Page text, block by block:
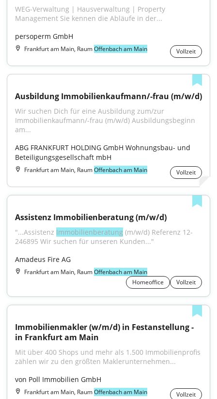
WEG-Verwaltung | Hausverwaltung | Property
Management Sie kennen die Abläufe in der...
persoperm GmbH
Frankfurt am Main, RaumOffenbach am Main Vollzeit
Ausbildung Immobilienkaufmann/-frau (m/w/d)
Wir suchen Dich für eine Ausbildung zum/zur
Immobilienkaufmann/-frau (m/w/d) Ausbildungsbeginn
am...
ABG FRANKFURT HOLDING GmbH Wohnungsbau- und
Beteiligungsgesellschaft mbH
Frankfurt am Main, RaumOffenbach am Main Vollzeit
Assistenz Immobilienberatung (m/w/d)
"...Assistenz Immobilienberatung (m/w/d) Referenz 12-
246895 Wir suchen für unseren Kunden..."
Amadeus Fire AG
Frankfurt am Main, RaumOffenbach am Main
Homeoffice
Vollzeit
Immobilienmakler (w/m/d) in Festanstellung -
in Frankfurt am Main
Mit über 400 Shops und mehr als 1.500 Immobilienprofis
zählen wir zu den größten Maklerunternehmen...
von Poll Immobilien GmbH
Frankfurt am Main, RaumOffenbach am Main Vollzeit